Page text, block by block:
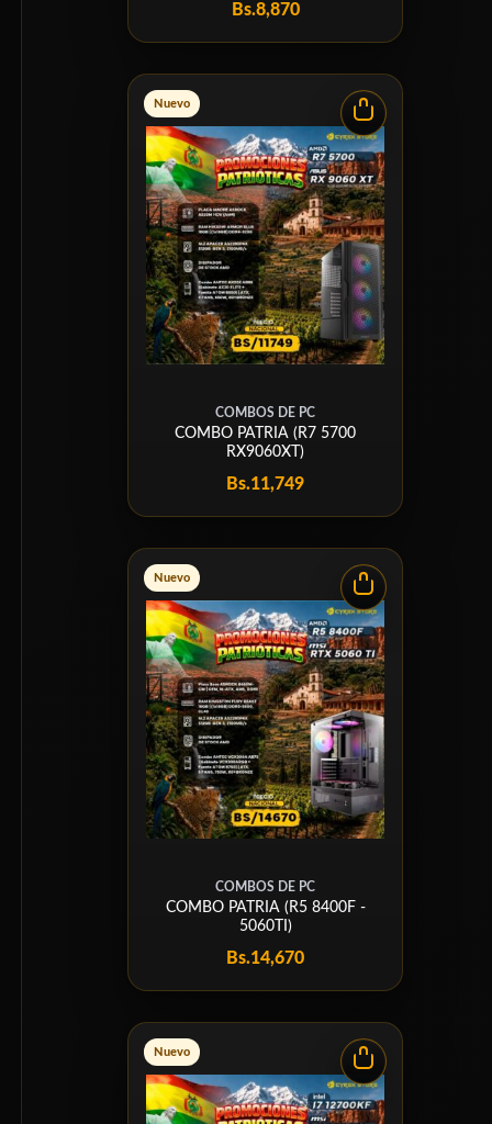
Bs.8,870
Nuevo
COMBOS DE PC
COMBO PATRIA (R7 5700
RX9060XT)
Bs.11,749
Nuevo
COMBOS DE PC
COMBO PATRIA (R5 8400F -
5060TI)
Bs.14,670
Nuevo